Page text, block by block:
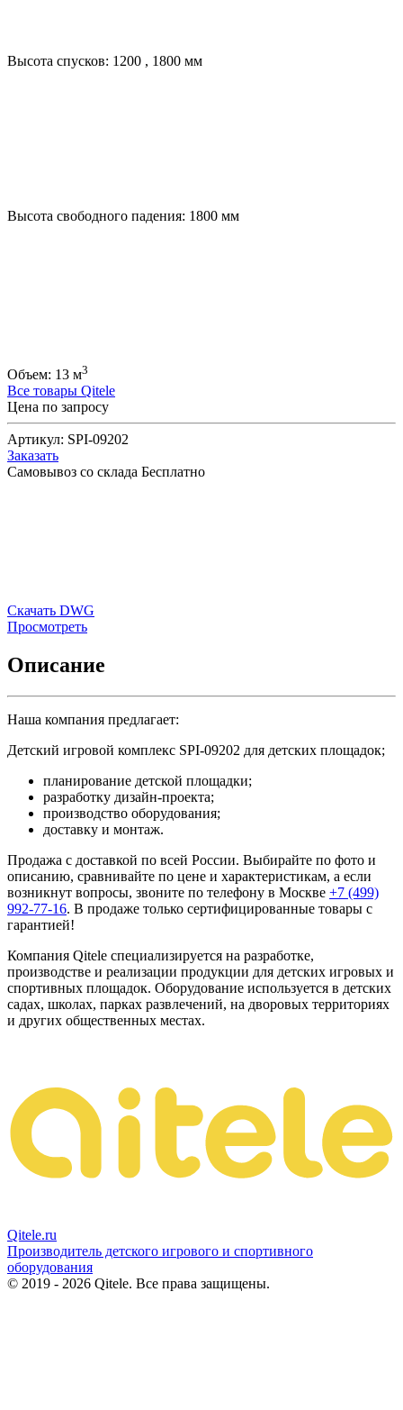
Высота спусков: 1200 , 1800 мм
Высота свободного падения: 1800 мм
Объем: 13 м3
Все товары Qitele
Цена по запросу
Артикул: SPI-09202
Заказать
Самовывоз со склада Бесплатно
Скачать DWG
Просмотреть
Описание
Наша компания предлагает:
Детский игровой комплекс SPI-09202 для детских площадок;
планирование детской площадки;
разработку дизайн-проекта;
производство оборудования;
доставку и монтаж.
Продажа с доставкой по всей России. Выбирайте по фото и
описанию, сравнивайте по цене и характеристикам, а если
возникнут вопросы, звоните по телефону в Москве +7 (499)
992-77-16. В продаже только сертифицированные товары с
гарантией!
Компания Qitele специализируется на разработке,
производстве и реализации продукции для детских игровых и
спортивных площадок. Оборудование используется в детских
садах, школах, парках развлечений, на дворовых территориях
и других общественных местах.
Qitele.ru
Производитель детского игрового и спортивного
оборудования
© 2019 - 2026 Qitele. Все права защищены.